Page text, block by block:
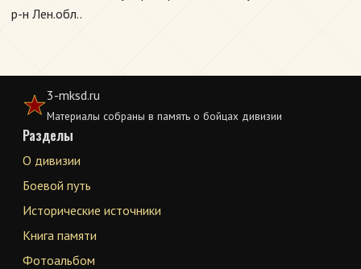
р-н Лен.обл..
3-mksd.ru
Материалы собраны в память о бойцах дивизии
Разделы
О дивизии
Боевой путь
Исторические источники
Книга памяти
Фотоальбом